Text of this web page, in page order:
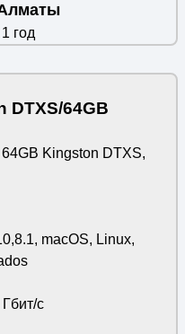
год
64GB
Kingston DTXS,
macOS, Linux,
с